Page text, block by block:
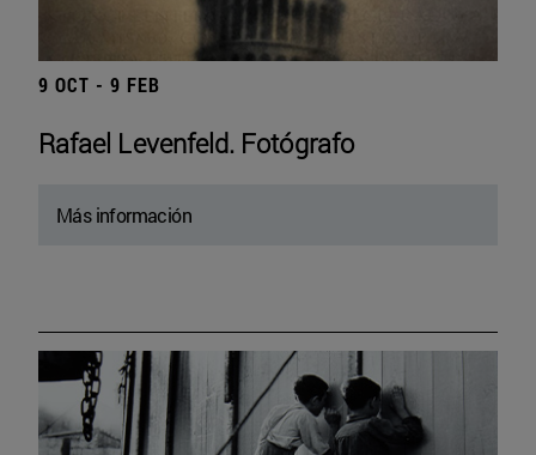
9 OCT - 9 FEB
Rafael Levenfeld. Fotógrafo
Más información